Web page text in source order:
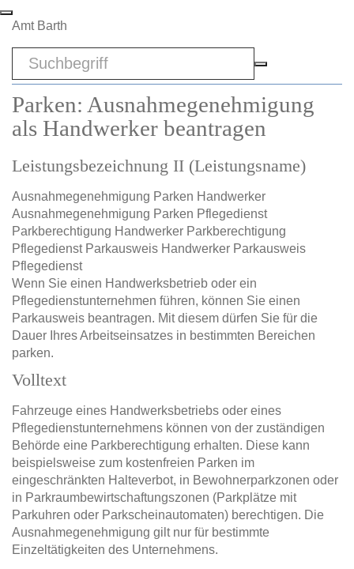
Zum Hauptinhalt springen
Amt Barth
Sword
Parken: Ausnahmegenehmigung
als Handwerker beantragen
Leistungsbezeichnung II (Leistungsname)
Ausnahmegenehmigung Parken Handwerker
Ausnahmegenehmigung Parken Pflegedienst
Parkberechtigung Handwerker Parkberechtigung
Pflegedienst Parkausweis Handwerker Parkausweis
Pflegedienst
Wenn Sie einen Handwerksbetrieb oder ein
Pflegedienstunternehmen führen, können Sie einen
Parkausweis beantragen. Mit diesem dürfen Sie für die
Dauer Ihres Arbeitseinsatzes in bestimmten Bereichen
parken.
Volltext
Fahrzeuge eines Handwerksbetriebs oder eines
Pflegedienstunternehmens können von der zuständigen
Behörde eine Parkberechtigung erhalten. Diese kann
beispielsweise zum kostenfreien Parken im
eingeschränkten Halteverbot, in Bewohnerparkzonen oder
in Parkraumbewirtschaftungszonen (Parkplätze mit
Parkuhren oder Parkscheinautomaten) berechtigen. Die
Ausnahmegenehmigung gilt nur für bestimmte
Einzeltätigkeiten des Unternehmens.